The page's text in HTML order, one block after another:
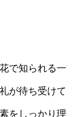
で知られる一
が待ち受けて
をしっかり理